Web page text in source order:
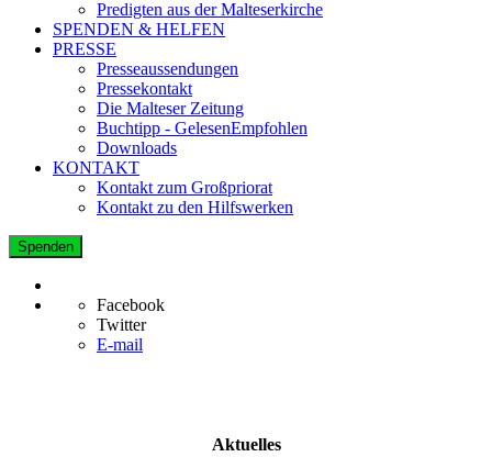
Predigten aus der Malteserkirche
SPENDEN & HELFEN
PRESSE
Presseaussendungen
Pressekontakt
Die Malteser Zeitung
Buchtipp - GelesenEmpfohlen
Downloads
KONTAKT
Kontakt zum Großpriorat
Kontakt zu den Hilfswerken
Spenden
Facebook
Twitter
E-mail
Aktuelles